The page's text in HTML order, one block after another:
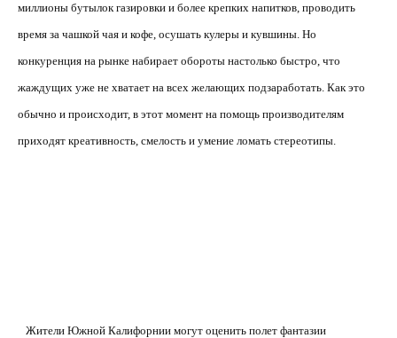
миллионы бутылок газировки и более крепких напитков, проводить
время за чашкой чая и кофе, осушать кулеры и кувшины. Но
конкуренция на рынке набирает обороты настолько быстро, что
жаждущих уже не хватает на всех желающих подзаработать. Как это
обычно и происходит, в этот момент на помощь производителям
приходят креативность, смелость и умение ломать стереотипы.
Жители Южной Калифорнии могут оценить полет фантазии